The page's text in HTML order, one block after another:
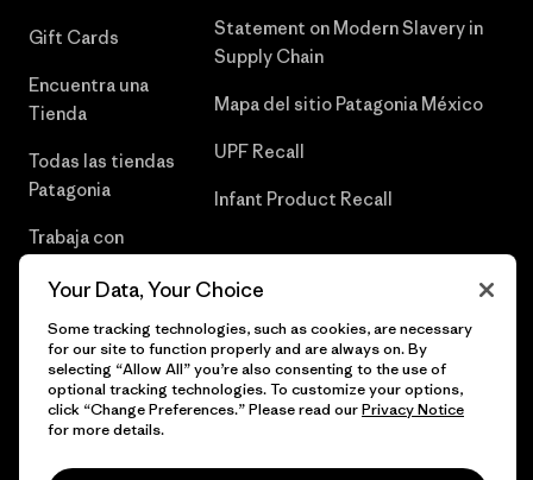
Gift Cards
Encuentra una
Tienda
Todas las tiendas
Patagonia
Trabaja con
Statement on Modern Slavery in
Supply Chain
Mapa del sitio Patagonia México
UPF Recall
Infant Product Recall
© 2026 Patagonia, Inc. Todos los derechos reservados.
Your Data, Your Choice
Some tracking technologies, such as cookies, are necessary
for our site to function properly and are always on. By
selecting “Allow All” you’re also consenting to the use of
optional tracking technologies. To customize your options,
click “Change Preferences.” Please read ourPrivacy Notice
for more details.